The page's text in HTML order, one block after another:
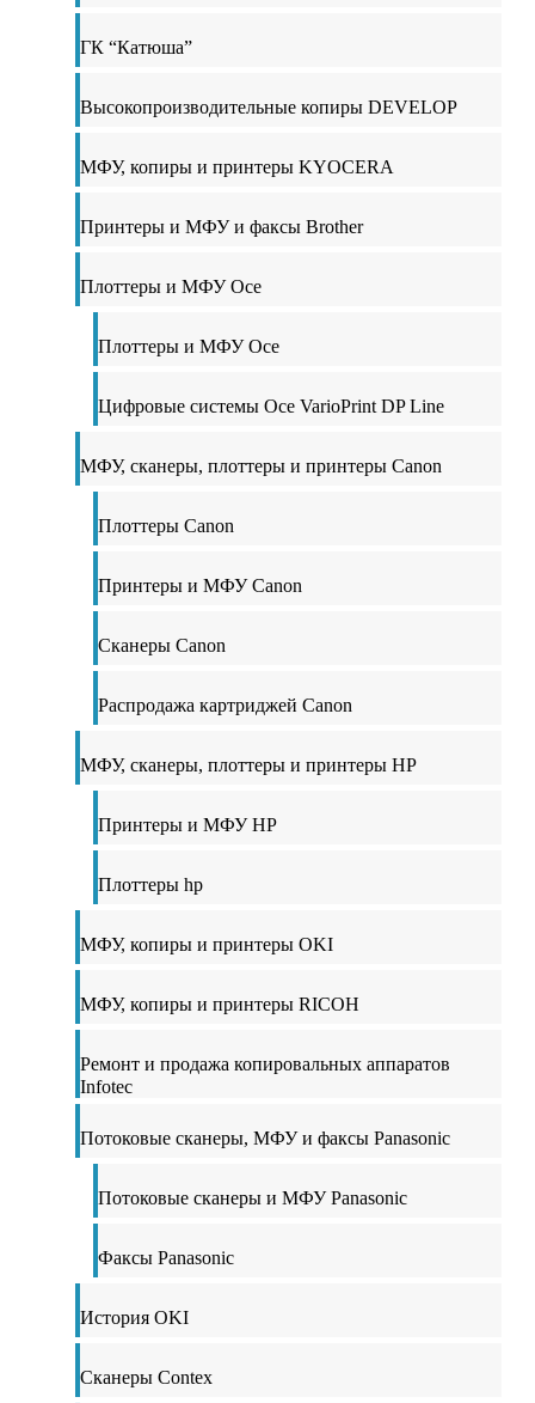
ГК “Катюша”
Высокопроизводительные копиры DEVELOP
МФУ, копиры и принтеры KYOCERA
Принтеры и МФУ и факсы Brother
Плоттеры и МФУ Oce
Плоттеры и МФУ Oce
Цифровые системы Oce VarioPrint DP Line
МФУ, сканеры, плоттеры и принтеры Canon
Плоттеры Canon
Принтеры и МФУ Canon
Сканеры Canon
Распродажа картриджей Canon
МФУ, сканеры, плоттеры и принтеры HP
Принтеры и МФУ HP
Плоттеры hp
МФУ, копиры и принтеры OKI
МФУ, копиры и принтеры RICOH
Ремонт и продажа копировальных аппаратов
Infotec
Потоковые сканеры, МФУ и факсы Panasonic
Потоковые сканеры и МФУ Panasonic
Факсы Panasonic
История OKI
Сканеры Contex